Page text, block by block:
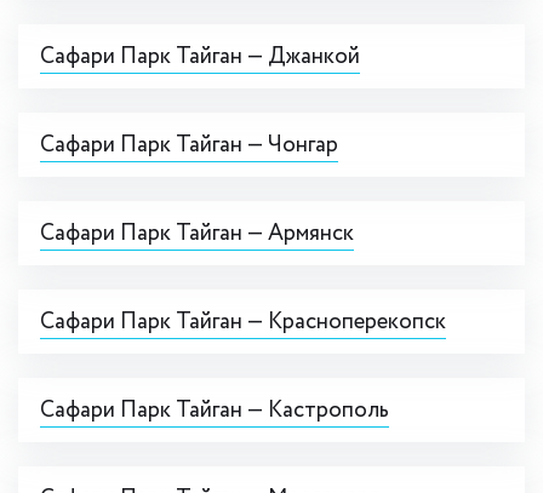
Сафари Парк Тайган — Джанкой
Сафари Парк Тайган — Чонгар
Сафари Парк Тайган — Армянск
Сафари Парк Тайган — Красноперекопск
Сафари Парк Тайган — Кастрополь